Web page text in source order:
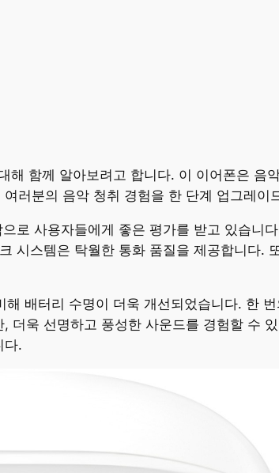
함께 알아보려고 합니다. 이 이어폰은 음
러분의 음악 청취 경험을 한 단계 업그레이
로 사용자들에게 좋은 평가를 받고 있습니
시스템은 탁월한 통화 품질을 제공합니다.
배터리 수명이 더욱 개선되었습니다. 한
욱 선명하고 풍성한 사운드를 경험할 수
다.